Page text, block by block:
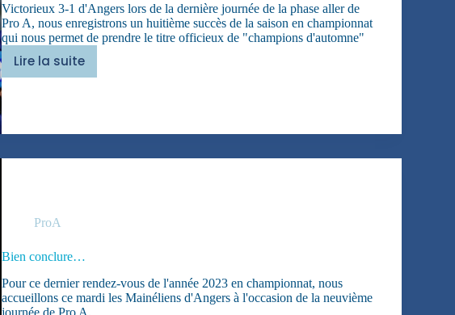
Victorieux 3-1 d'Angers lors de la dernière journée de la phase aller de
Pro A, nous enregistrons un huitième succès de la saison en championnat
qui nous permet de prendre le titre officieux de "champions d'automne"
Lire la suite
Champions
ProA
Bien conclure…
Pour ce dernier rendez-vous de l'année 2023 en championnat, nous
accueillons ce mardi les Mainéliens d'Angers à l'occasion de la neuvième
journée de Pro A.